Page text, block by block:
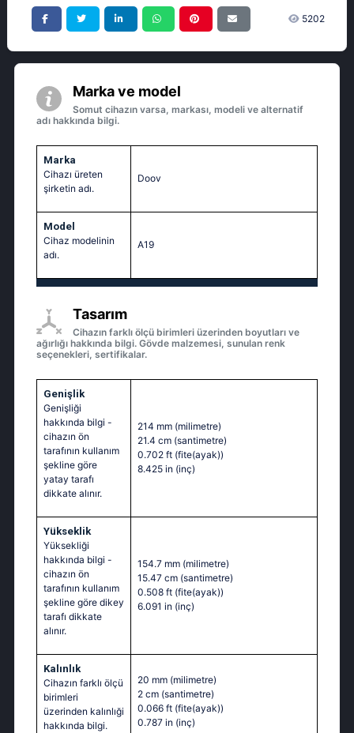
5202
Marka ve model
Somut cihazın varsa, markası, modeli ve alternatif
adı hakkında bilgi.
Marka
Cihazı üreten
şirketin adı.
Doov
Model
Cihaz modelinin
adı.
A19
Tasarım
Cihazın farklı ölçü birimleri üzerinden boyutları ve
ağırlığı hakkında bilgi. Gövde malzemesi, sunulan renk
seçenekleri, sertifikalar.
Genişlik
Genişliği
hakkında bilgi -
cihazın ön
tarafının kullanım
şekline göre
yatay tarafı
dikkate alınır.
214 mm (milimetre)
21.4 cm (santimetre)
0.702 ft (fite(ayak))
8.425 in (inç)
Yükseklik
Yüksekliği
hakkında bilgi -
cihazın ön
tarafının kullanım
şekline göre dikey
tarafı dikkate
alınır.
154.7 mm (milimetre)
15.47 cm (santimetre)
0.508 ft (fite(ayak))
6.091 in (inç)
Kalınlık
Cihazın farklı ölçü
birimleri
üzerinden kalınlıği
hakkında bilgi.
20 mm (milimetre)
2 cm (santimetre)
0.066 ft (fite(ayak))
0.787 in (inç)